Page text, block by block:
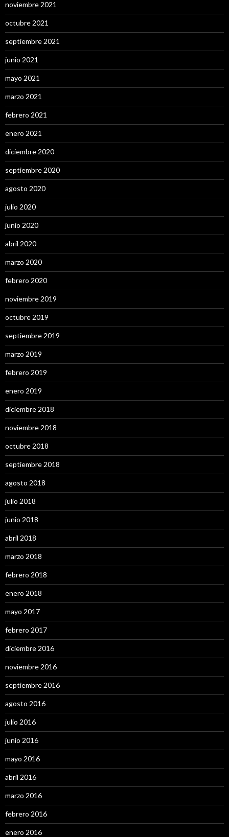
noviembre 2021
octubre 2021
septiembre 2021
junio 2021
mayo 2021
marzo 2021
febrero 2021
enero 2021
diciembre 2020
septiembre 2020
agosto 2020
julio 2020
junio 2020
abril 2020
marzo 2020
febrero 2020
noviembre 2019
octubre 2019
septiembre 2019
marzo 2019
febrero 2019
enero 2019
diciembre 2018
noviembre 2018
octubre 2018
septiembre 2018
agosto 2018
julio 2018
junio 2018
abril 2018
marzo 2018
febrero 2018
enero 2018
mayo 2017
febrero 2017
diciembre 2016
noviembre 2016
septiembre 2016
agosto 2016
julio 2016
junio 2016
mayo 2016
abril 2016
marzo 2016
febrero 2016
enero 2016